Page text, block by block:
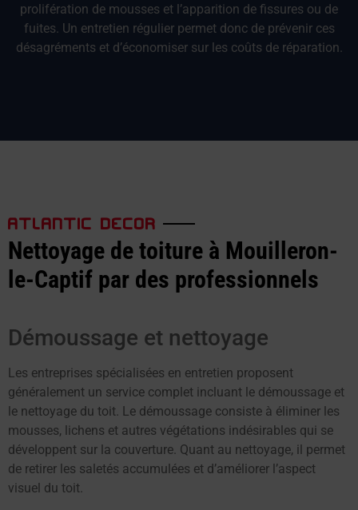
prolifération de mousses et l’apparition de fissures ou de
fuites. Un entretien régulier permet donc de prévenir ces
désagréments et d’économiser sur les coûts de réparation.
ATLANTIC DECOR
Nettoyage de toiture à Mouilleron-
le-Captif par des professionnels
Démoussage et nettoyage
Les entreprises spécialisées en entretien proposent
généralement un service complet incluant le démoussage et
le nettoyage du toit. Le démoussage consiste à éliminer les
mousses, lichens et autres végétations indésirables qui se
développent sur la couverture. Quant au nettoyage, il permet
de retirer les saletés accumulées et d’améliorer l’aspect
visuel du toit.